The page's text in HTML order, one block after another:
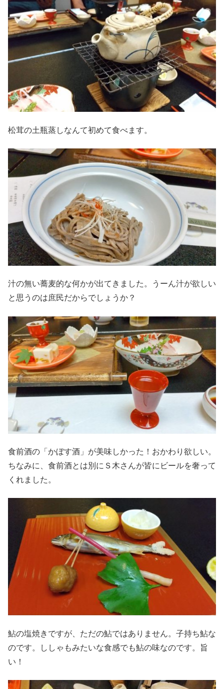
松茸の土瓶蒸しなんて初めて食べます。
汁の無い蕎麦的な何かが出てきました。うーん汁が欲しい
と思うのは庶民だからでしょうか？
食前酒の「かぼす酒」が美味しかった！おかわり欲しい。
ちなみに、食前酒とは別にＳ木さんが皆にビールを奢って
くれました。
鮎の塩焼きですが、ただの鮎ではありません。子持ち鮎な
のです。ししゃもみたいな食感でも鮎の味なのです。旨
い！